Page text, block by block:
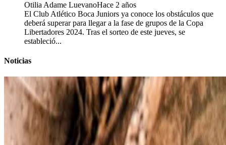
Otilia Adame LuevanoHace 2 años
El Club Atlético Boca Juniors ya conoce los obstáculos que
deberá superar para llegar a la fase de grupos de la Copa
Libertadores 2024. Tras el sorteo de este jueves, se
estableció...
Noticias